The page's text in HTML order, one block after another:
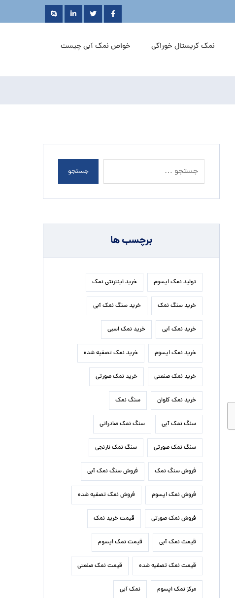
نمک کریستال خوراکی خواص نمک آبی چیست
جستجو
برچسب ها
تولید نمک اپسوم خرید اینترنتی نمک
خرید سنگ نمک خرید سنگ نمک آبی
خرید نمک آبی خرید نمک اسبی
خرید نمک اپسوم خرید نمک تصفیه شده
خرید نمک صنعتی خرید نمک صورتی
خرید نمک کلوان سنگ نمک
سنگ نمک آبی سنگ نمک صادراتی
سنگ نمک صورتی سنگ نمک نارنجی
فروش سنگ نمک فروش سنگ نمک آبی
فروش نمک اپسوم فروش نمک تصفیه شده
فروش نمک صورتی قیمت خرید نمک
قیمت نمک آبی قیمت نمک اپسوم
قیمت نمک تصفیه شده قیمت نمک صنعتی
مرکز نمک اپسوم نمک آبی